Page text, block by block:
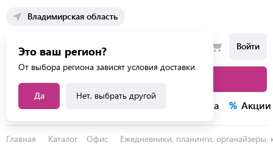
Владимирская область
Это ваш регион?
От выбора региона зависят условия доставки
Да Нет, выбрать другой
Войти
Каталог услуг Распродажа Акции
Главная Каталог Офис Ежедневники, планинги, органайзеры,